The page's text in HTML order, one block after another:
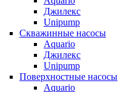
Джилекс
Unipump
Скважинные насосы
Aquario
Джилекс
Unipump
Поверхностные насосы
Aquario